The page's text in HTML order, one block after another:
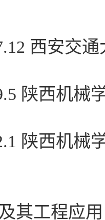
西安交
陕西机
陕西机
其工程应用